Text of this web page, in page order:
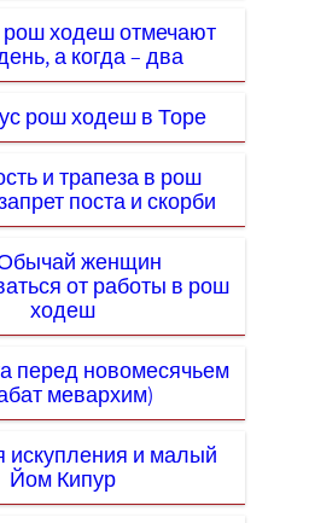
рош ходеш отмечают
а когда – два
рош ходеш в Торе
и трапеза в рош
поста и скорби
женщин
от работы в рош
ходеш
перед новомесячьем
мевархим)
искупления и малый
Йом Кипур